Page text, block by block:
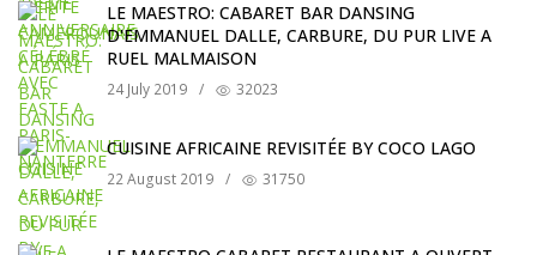
LE MAESTRO: CABARET BAR DANSING
D'EMMANUEL DALLE, CARBURE, DU PUR LIVE A
RUEL MALMAISON
24 July 2019 / 32023
CUISINE AFRICAINE REVISITÉE BY COCO LAGO
22 August 2019 / 31750